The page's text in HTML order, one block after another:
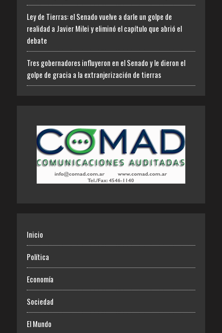
Ley de Tierras: el Senado vuelve a darle un golpe de
realidad a Javier Milei y eliminó el capítulo que abrió el
debate
Tres gobernadores influyeron en el Senado y le dieron el
golpe de gracia a la extranjerización de tierras
Inicio
Política
Economía
Sociedad
El Mundo